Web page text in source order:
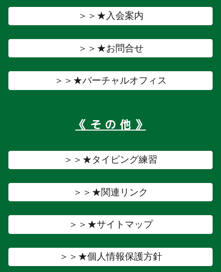
＞＞★入会案内
＞＞★お問合せ
＞＞★バーチャルオフィス
《 そ の 他 》
＞＞★タイピング練習
＞＞★関連リンク
＞＞★サイトマップ
＞＞★個人情報保護方針